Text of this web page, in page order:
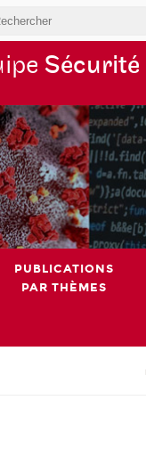
Sécurité
PUBLICATIONS
PAR THÈMES